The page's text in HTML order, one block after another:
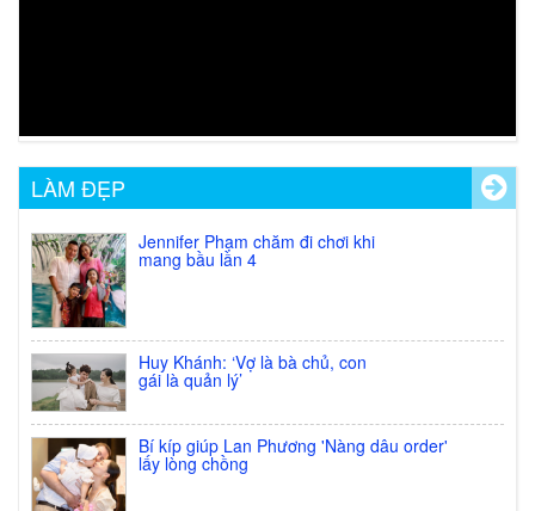
Nước Bóng mau khô cực nhanh
XEM CHI TIẾT
Giá: 75.000 đ
XEM CHI TIẾT
Sơn Mờ,Nhám,Lì(Matte Top Coat)
LÀM ĐẸP
Jennifer Phạm chăm đi chơi khi
mang bầu lần 4
Huy Khánh: ‘Vợ là bà chủ, con
gái là quản lý’
Bí kíp giúp Lan Phương 'Nàng dâu order'
lấy lòng chồng